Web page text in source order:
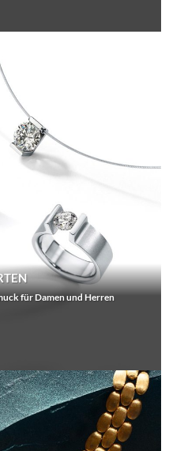
für Damen und Herren